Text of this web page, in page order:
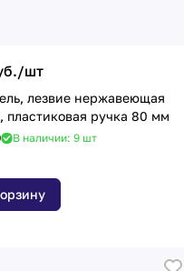
шт
лезвие нержавеющая
сталь, пластиковая ручка 80 мм
В наличии: 9 шт